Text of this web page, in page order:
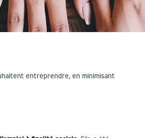
entreprendre, en minimisant